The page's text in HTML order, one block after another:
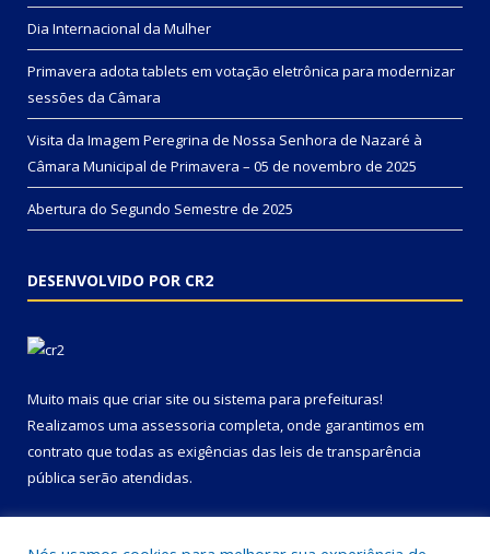
Dia Internacional da Mulher
Primavera adota tablets em votação eletrônica para modernizar
sessões da Câmara
Visita da Imagem Peregrina de Nossa Senhora de Nazaré à
Câmara Municipal de Primavera – 05 de novembro de 2025
Abertura do Segundo Semestre de 2025
DESENVOLVIDO POR CR2
Muito mais que criar site ou sistema para prefeituras!
Realizamos uma assessoria completa, onde garantimos em
contrato que todas as exigências das leis de transparência
pública serão atendidas.